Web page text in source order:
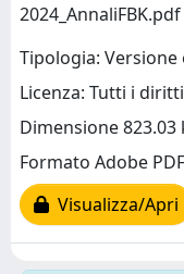
2024_AnnaliFBK.pdf
Tipologia: Versione
Licenza: Tutti i
Dimensione 823.03
Formato Adobe PDF
Visualizza/Apri